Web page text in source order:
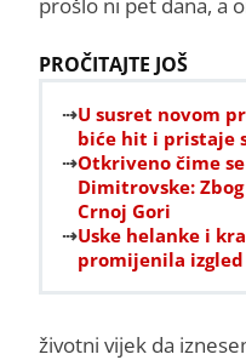
PROČITAJTE JOŠ
U susret novom
biće hit i pristaje
Otkriveno čime
Dimitrovske:
Crnoj Gori
Uske helanke i
promijenila izgled
životni vijek da